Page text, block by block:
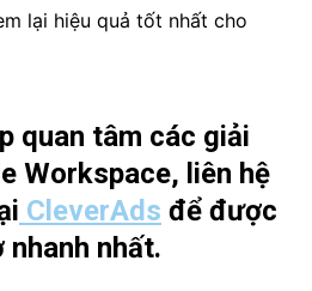
lại hiệu quả tốt nhất cho
quan tâm các giải
Workspace, liên hệ
CleverAds để được
nhanh nhất.